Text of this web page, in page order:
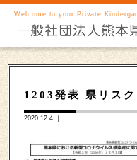
Welcome to your Private
1203発表 県リス
2020.12.4 ｜